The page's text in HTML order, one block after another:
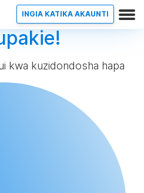
INGIA KATIKA AKAUNTI
kwa kuzidondosha hapa